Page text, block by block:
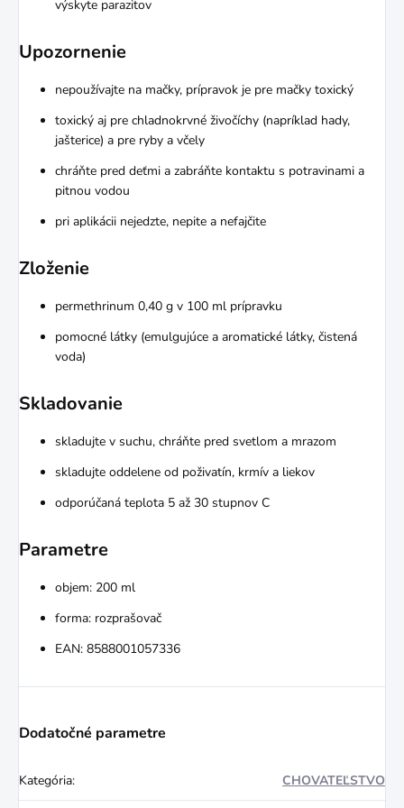
výskyte parazitov
Upozornenie
nepoužívajte na mačky, prípravok je pre mačky toxický
toxický aj pre chladnokrvné živočíchy (napríklad hady,
jašterice) a pre ryby a včely
chráňte pred deťmi a zabráňte kontaktu s potravinami a
pitnou vodou
pri aplikácii nejedzte, nepite a nefajčite
Zloženie
permethrinum 0,40 g v 100 ml prípravku
pomocné látky (emulgujúce a aromatické látky, čistená
voda)
Skladovanie
skladujte v suchu, chráňte pred svetlom a mrazom
skladujte oddelene od poživatín, krmív a liekov
odporúčaná teplota 5 až 30 stupnov C
Parametre
objem: 200 ml
forma: rozprašovač
EAN: 8588001057336
Dodatočné parametre
Kategória: CHOVATEĽSTVO